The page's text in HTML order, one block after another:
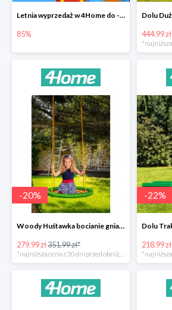
Letnia wyprzedaż w 4Home do -85%
85% 444.99 zł
-20%
Woody Huśtawka bocianie gniazdo -20%
279.99 zł351.99 zł*
*najniższa cena z 30 dni przed obniżką
-22%
218.99 zł